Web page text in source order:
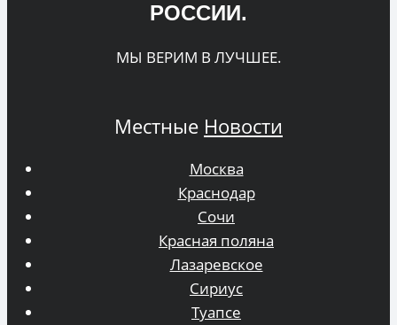
РОССИИ.
МЫ ВЕРИМ В ЛУЧШЕЕ.
Местные Новости
Москва
Краснодар
Сочи
Красная поляна
Лазаревское
Сириус
Туапсе